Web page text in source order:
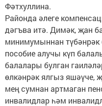
Фәтхуллина.
Районда әлеге
дәгъва итә. Димәк, җан
минимумыннан түбәнрәк
пособие алучы күп
балалары булган
өлкәнрәк ялгыз яшәүче,
мең сумнан артмаган
инвалидлар һәм